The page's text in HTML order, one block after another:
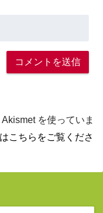
を使っていま
こちらをご覧くださ